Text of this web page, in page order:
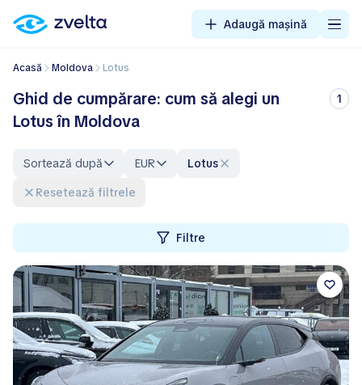
Adaugă mașină
Acasă Moldova Lotus
Ghid de cumpărare: cum să alegi un
Lotus în Moldova
1
Sortează după EUR
Lotus
Resetează filtrele
Filtre